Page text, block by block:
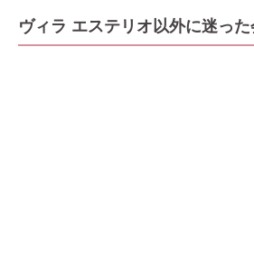
ヴィラ エステリオ以外に迷った